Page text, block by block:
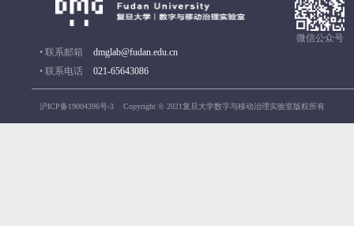
微信公众号
• 联系邮箱
dmglab@fudan.edu.cn
• 联系电话
021-65643086
沪ICP备19004396号-3 Copyright © 2021复旦大学数字与移动治理实验室版权所有